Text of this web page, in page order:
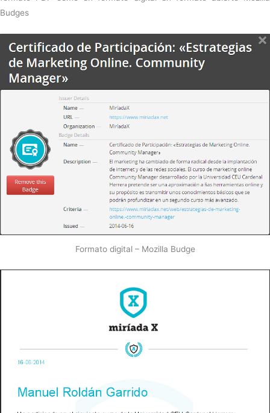
Budges
Formato digital – Mozilla Budge